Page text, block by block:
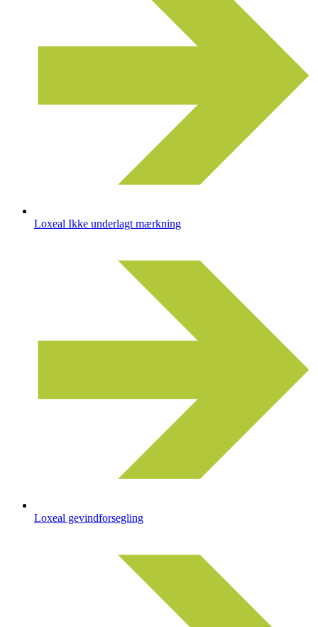
Loxeal Ikke underlagt mærkning
Loxeal gevindforsegling